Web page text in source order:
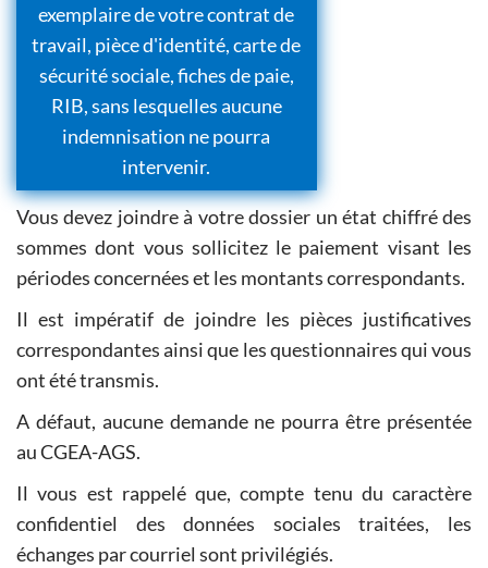
exemplaire de votre contrat de
travail, pièce d'identité, carte de
sécurité sociale, fiches de paie,
RIB, sans lesquelles aucune
indemnisation ne pourra
intervenir.
Vous devez joindre à votre dossier un état chiffré des
sommes dont vous sollicitez le paiement visant les
périodes concernées et les montants correspondants.
Il est impératif de joindre les pièces justificatives
correspondantes ainsi que les questionnaires qui vous
ont été transmis.
A défaut, aucune demande ne pourra être présentée
au CGEA-AGS.
Il vous est rappelé que, compte tenu du caractère
confidentiel des données sociales traitées, les
échanges par courriel sont privilégiés.